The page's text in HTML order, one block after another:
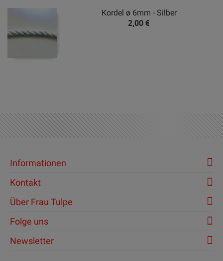
Kordel ø 6mm - Silber
2,00 €
Informationen
Kontakt
Über Frau Tulpe
Folge uns
Newsletter